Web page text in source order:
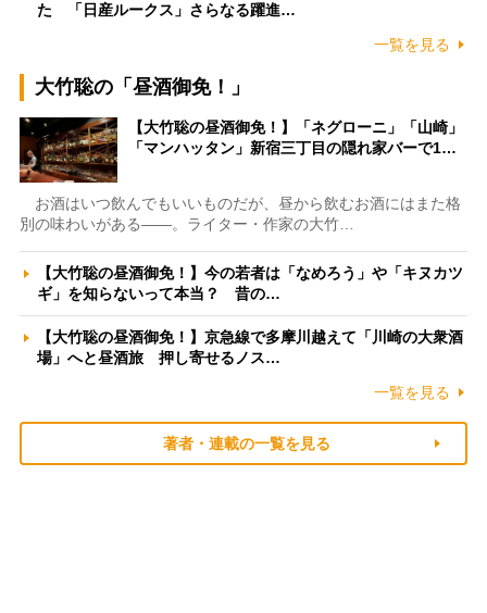
た 「日産ルークス」さらなる躍進…
一覧を見る
大竹聡の「昼酒御免！」
【大竹聡の昼酒御免！】「ネグローニ」「山崎」
「マンハッタン」新宿三丁目の隠れ家バーで1…
お酒はいつ飲んでもいいものだが、昼から飲むお酒にはまた格
別の味わいがある――。ライター・作家の大竹…
【大竹聡の昼酒御免！】今の若者は「なめろう」や「キヌカツ
ギ」を知らないって本当？ 昔の…
【大竹聡の昼酒御免！】京急線で多摩川越えて「川崎の大衆酒
場」へと昼酒旅 押し寄せるノス…
一覧を見る
著者・連載の一覧を見る